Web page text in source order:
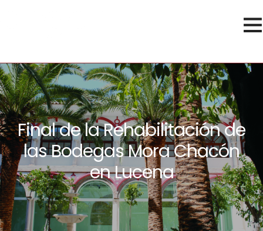
Final de la Rehabilitación de
las Bodegas Mora Chacón
en Lucena